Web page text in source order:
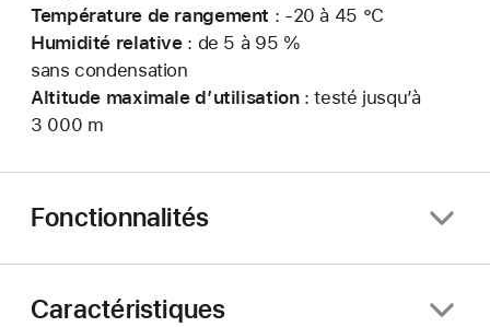
Température de rangement : -20 à 45 °C
Humidité relative: de 5 à 95 %
sans condensation
Altitude maximale d’utilisation: testé jusqu’à
3 000 m
Fonctionnalités
Caractéristiques